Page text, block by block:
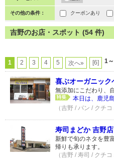
その他の条件： クーポンあり
吉野のお店・スポット (54 件)
1 2 3 4 5 次へ» [6] 1
喜ぶオーガニック
無添加にこだわり、
本日は、鹿児
（吉野 / パン / クチコ
寿司まどか 吉野店
新鮮で旬のネタを豊
帰りも承ります。
（吉野 / 寿司 / クチコ